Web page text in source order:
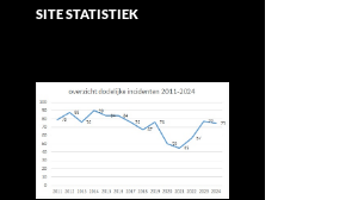
SITE STATISTIEK